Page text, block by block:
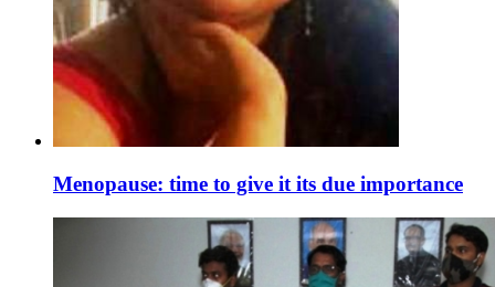
Menopause: time to give it its due importance